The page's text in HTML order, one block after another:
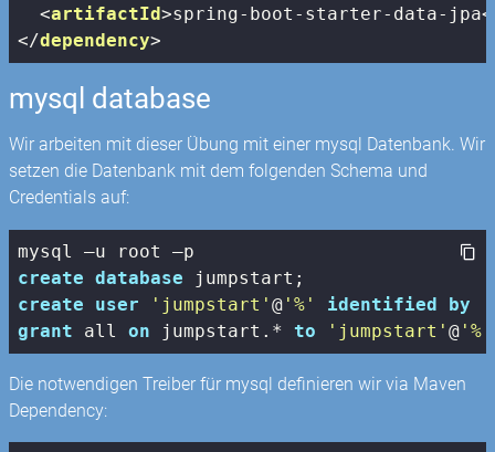
<artifactId>spring-boot-starter-data-jpa
</dependency>
mysql database
Wir arbeiten mit dieser Übung mit einer mysql Datenbank. Wir
setzen die Datenbank mit dem folgenden Schema und
Credentials auf:
create database
create
user 'jumpstart'@ '%' identified by
grant all on jumpstart.* to 'jumpstart'@ '%'
Die notwendigen Treiber für mysql definieren wir via Maven
Dependency: